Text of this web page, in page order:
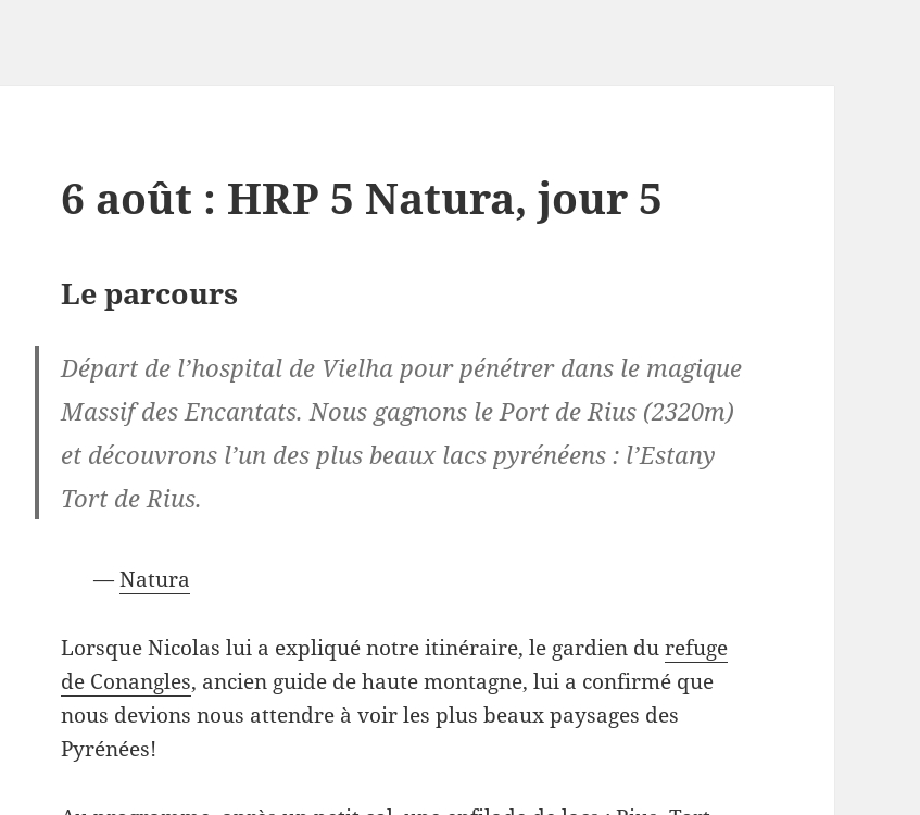
6 août : HRP 5 Natura, jour 5
Le parcours
Départ de l’hospital de Vielha pour pénétrer dans le magique
Massif des Encantats. Nous gagnons le Port de Rius (2320m)
et découvrons l’un des plus beaux lacs pyrénéens : l’Estany
Tort de Rius.
—Natura
Lorsque Nicolas lui a expliqué notre itinéraire, le gardien durefuge
de Conangles, ancien guide de haute montagne, lui a confirmé que
nous devions nous attendre à voir les plus beaux paysages des
Pyrénées!